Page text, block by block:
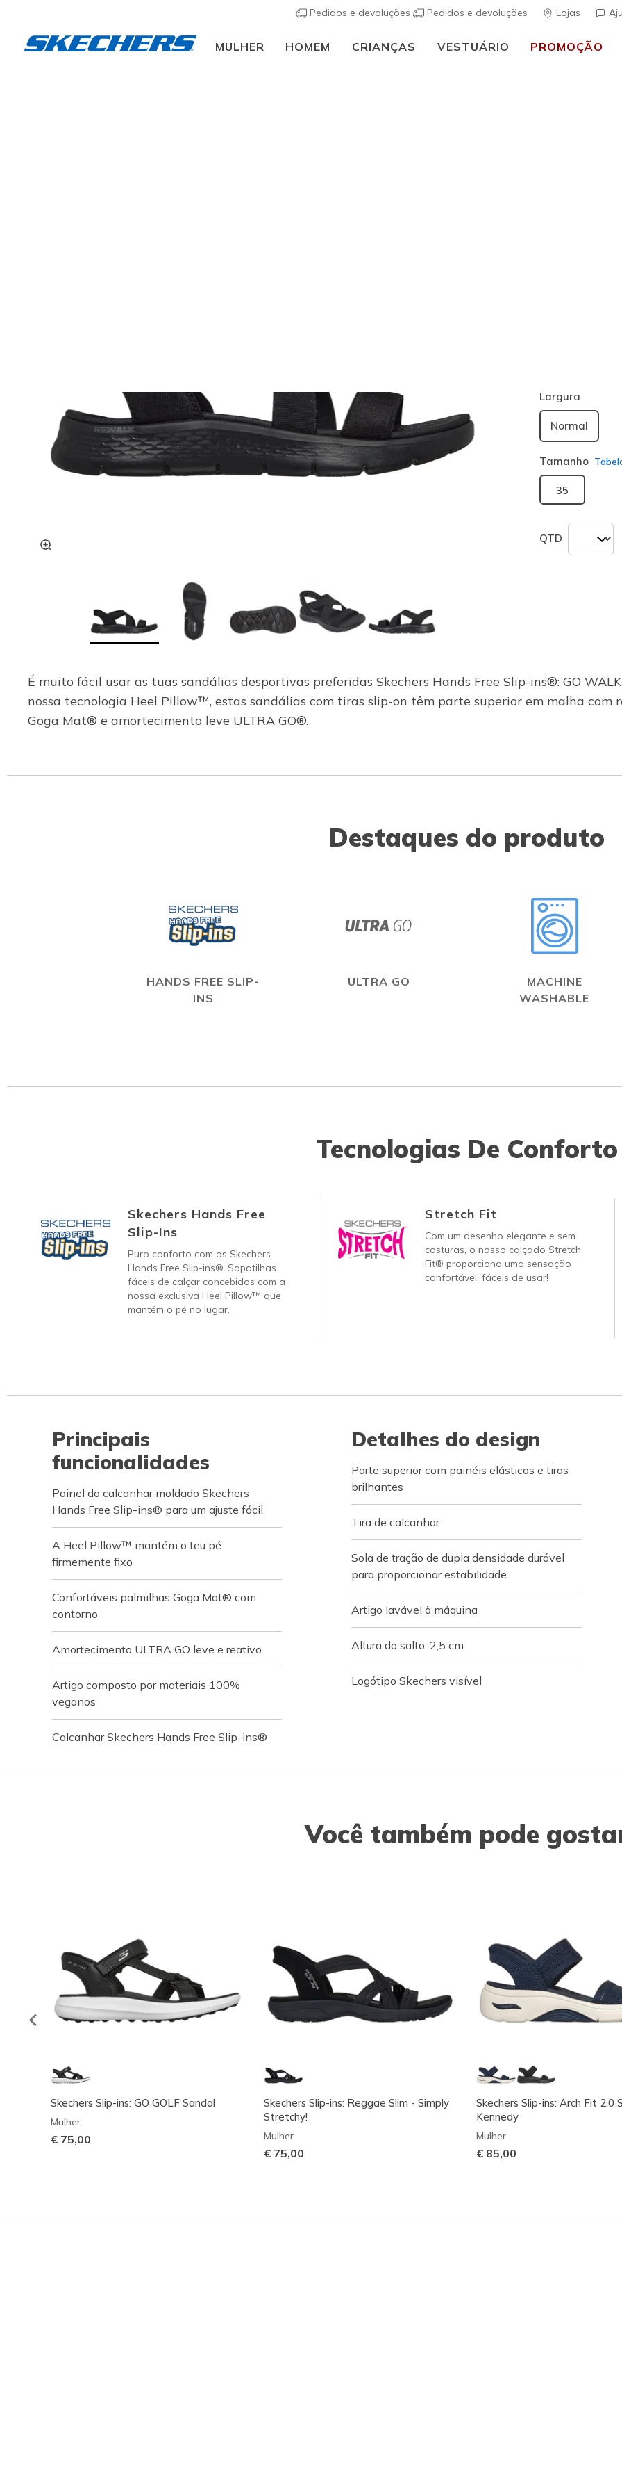
Pedidos e devoluções Pedidos e devoluções Lojas
MULHER HOMEM CRIANÇAS VESTUÁRIO PROMOÇÃO
Largura
Normal
Tamanho
35
QTD
É muito fácil usar as tuas sandálias desportivas preferidas Skechers Hands Free Slip-ins®: GO
nossa tecnologia Heel Pillow™, estas sandálias com tiras slip-on têm parte superior em malha com
Goga Mat® e amortecimento leve ULTRA GO®.
Destaques do produto
HANDS FREE SLIP-
INS
ULTRA GO
MACHINE
WASHABLE
Tecnologias De Conforto
Skechers Hands Free
Slip-Ins
Puro conforto com os Skechers
Hands Free Slip-ins®. Sapatilhas
fáceis de calçar concebidos com a
nossa exclusiva Heel Pillow™ que
mantém o pé no lugar.
Stretch Fit
Com um desenho elegante e sem
costuras, o nosso calçado Stretch
Fit® proporciona uma sensação
confortável, fáceis de usar!
Principais
funcionalidades
Painel do calcanhar moldado Skechers
Hands Free Slip-ins® para um ajuste fácil
A Heel Pillow™ mantém o teu pé
firmemente fixo
Confortáveis palmilhas Goga Mat® com
contorno
Amortecimento ULTRA GO leve e reativo
Artigo composto por materiais 100%
veganos
Calcanhar Skechers Hands Free Slip-ins®
Detalhes do design
Parte superior com painéis elásticos e tiras
brilhantes
Tira de calcanhar
Sola de tração de dupla densidade durável
para proporcionar estabilidade
Artigo lavável à máquina
Altura do salto: 2,5 cm
Logótipo Skechers visível
Você também pode
Skechers Slip-ins: GO GOLF Sandal
Mulher
€ 75,00
Skechers Slip-ins: Reggae Slim - Simply
Stretchy!
Mulher
€ 75,00
Skechers Slip-ins: Arch Fit 2.0
Kennedy
Mulher
€ 85,00